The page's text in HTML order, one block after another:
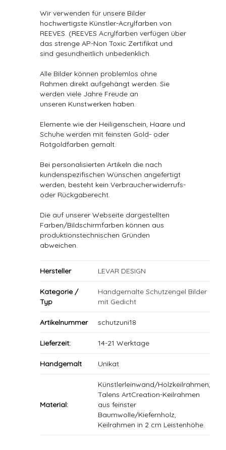
Wir verwenden für unsere Bilder
hochwertigste Künstler-Acrylfarben von
REEVES. (REEVES Acrylfarben verfügen über
das strenge AP-Non Toxic Zertifikat und
sind gesundheitlich unbedenklich.
Alle Bilder können problemlos ohne
Rahmen direkt aufgehängt werden. Sie
werden viele Jahre Freude an
unseren Kunstwerken haben.
Elemente wie der Heiligenschein, Haare und
Schuhe werden mit feinsten Gold- oder
Rotgoldfarben gemalt.
Bei personalisierten Artikeln die nach
kundenspezifischen Wünschen angefertigt
werden, besteht kein Verbraucherwiderrufs-
oder Rückgaberecht.
Die auf unserer Webseite dargestellten
Farben/Bildschirmfarben können aus
produktionstechnischen Gründen
abweichen.
Hersteller LEVAR DESIGN
Kategorie /
Typ
Handgemalte Schutzengel Bilder
mit Gedicht
Artikelnummer schutzuni18
Lieferzeit: 14-21 Werktage
Handgemalt Unikat
Material:
Künstlerleinwand/Holzkeilrahmen,
Talens ArtCreation-Keilrahmen
aus feinster
Baumwolle/Kiefernholz,
Keilrahmen in 2 cm Leistenhöhe.